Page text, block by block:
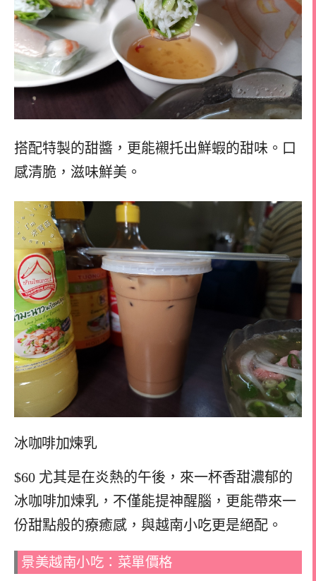
搭配特製的甜醬，更能襯托出鮮蝦的甜味。口
感清脆，滋味鮮美。
冰咖啡加煉乳
$60 尤其是在炎熱的午後，來一杯香甜濃郁的
冰咖啡加煉乳，不僅能提神醒腦，更能帶來一
份甜點般的療癒感，與越南小吃更是絕配。
景美越南小吃：菜單價格